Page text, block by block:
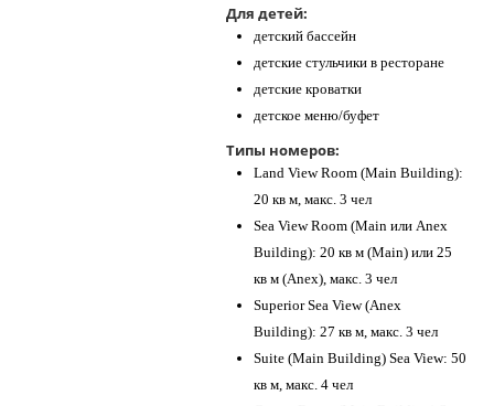
Для детей:
детский бассейн
детские стульчики в ресторане
детские кроватки
детское меню/буфет
Типы номеров:
Land View Room (Main Building):
20 кв м, макс. 3 чел
Sea View Room (Main или Anex
Building): 20 кв м (Main) или 25
кв м (Anex), макс. 3 чел
Superior Sea View (Anex
Building): 27 кв м, макс. 3 чел
Suite (Main Building) Sea View: 50
кв м, макс. 4 чел